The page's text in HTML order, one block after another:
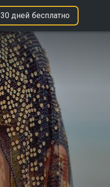
30 дней бесплатно